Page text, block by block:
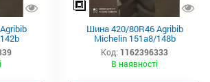
Шина 420/80R46 Agribib
Michelin 151a8/148b
Код: 1162396333
В наявності